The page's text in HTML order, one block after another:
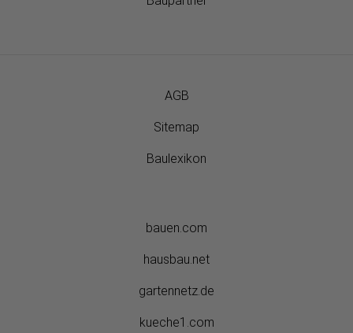
AGB
Sitemap
Baulexikon
bauen.com
hausbau.net
gartennetz.de
kueche1.com